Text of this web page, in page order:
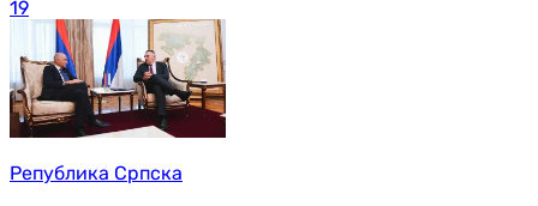
19
Република Српска